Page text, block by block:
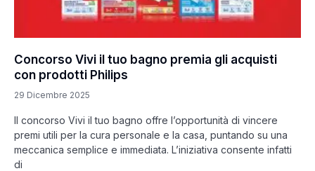
Concorso Vivi il tuo bagno premia gli acquisti
con prodotti Philips
29 Dicembre 2025
Il concorso Vivi il tuo bagno offre l’opportunità di vincere
premi utili per la cura personale e la casa, puntando su una
meccanica semplice e immediata. L’iniziativa consente infatti
di